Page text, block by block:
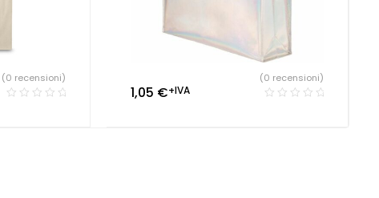
(0 recensioni)
1,05 €+IVA
(0 recensioni)